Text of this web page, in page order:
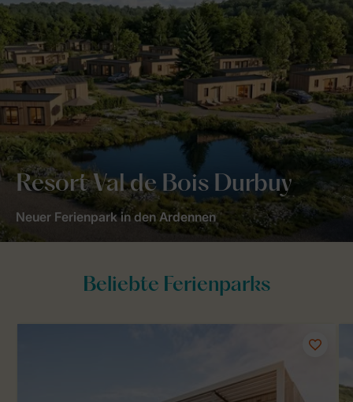
Resort Val de Bois Durbuy
Neuer Ferienpark in den Ardennen